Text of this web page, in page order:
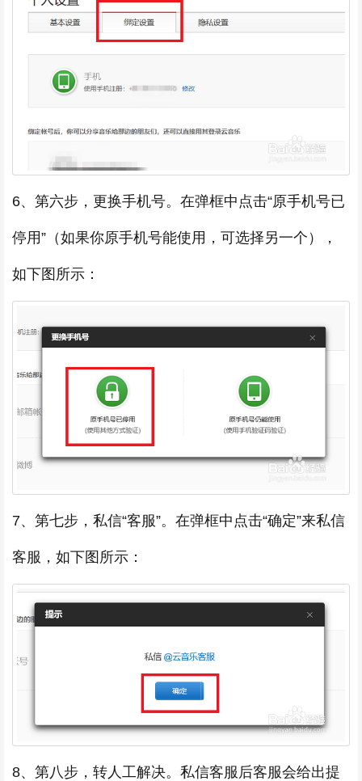
6、第六步，更换手机号。在弹框中点击“原手机号已
停用”（如果你原手机号能使用，可选择另一个），
如下图所示：
7、第七步，私信“客服”。在弹框中点击“确定”来私信
客服，如下图所示：
8、第八步，转人工解决。私信客服后客服会给出提